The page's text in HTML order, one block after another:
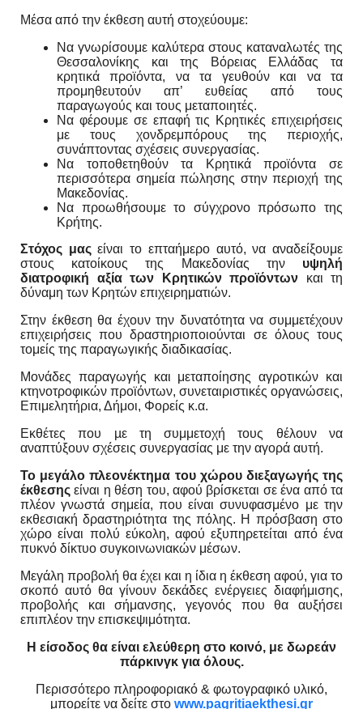
Μέσα από την έκθεση αυτή στοχεύουμε:
Να γνωρίσουμε καλύτερα στους καταναλωτές της
Θεσσαλονίκης και της Βόρειας Ελλάδας τα
κρητικά προϊόντα, να τα γευθούν και να τα
προμηθευτούν απ’ ευθείας από τους
παραγωγούς και τους μεταποιητές.
Να φέρουμε σε επαφή τις Κρητικές επιχειρήσεις
με τους χονδρεμπόρους της περιοχής,
συνάπτοντας σχέσεις συνεργασίας.
Να τοποθετηθούν τα Κρητικά προϊόντα σε
περισσότερα σημεία πώλησης στην περιοχή της
Μακεδονίας.
Να προωθήσουμε το σύγχρονο πρόσωπο της
Κρήτης.
Στόχος μας είναι το επταήμερο αυτό, να αναδείξουμε
στους κατοίκους της Μακεδονίας την
υψηλή
διατροφική αξία των Κρητικών προϊόντων
και τη
δύναμη των Κρητών επιχειρηματιών.
Στην έκθεση θα έχουν την δυνατότητα να συμμετέχουν
επιχειρήσεις που δραστηριοποιούνται σε όλους τους
τομείς της παραγωγικής διαδικασίας.
Μονάδες παραγωγής και μεταποίησης αγροτικών και
κτηνοτροφικών προϊόντων, συνεταιριστικές οργανώσεις,
Επιμελητήρια, Δήμοι, Φορείς κ.α.
Εκθέτες που µε τη συμμετοχή τους θέλουν να
αναπτύξουν σχέσεις συνεργασίας με την αγορά αυτή.
Το μεγάλο πλεονέκτημα του χώρου διεξαγωγής της
έκθεσης είναι η θέση του, αφού βρίσκεται σε ένα από τα
πλέον γνωστά σημεία, που είναι συνυφασμένο με την
εκθεσιακή δραστηριότητα της πόλης. Η πρόσβαση στο
χώρο είναι πολύ εύκολη, αφού εξυπηρετείται από ένα
πυκνό δίκτυο συγκοινωνιακών μέσων.
Μεγάλη προβολή θα έχει και η ίδια η έκθεση αφού, για το
σκοπό αυτό θα γίνουν δεκάδες ενέργειες διαφήμισης,
προβολής και σήμανσης, γεγονός που θα αυξήσει
επιπλέον την επισκεψιμότητα.
Η είσοδος θα είναι ελεύθερη στο κοινό, με δωρεάν
πάρκινγκ για όλους.
Περισσότερο πληροφοριακό & φωτογραφικό υλικό,
μπορείτε να δείτε στο www.pagritiaekthesi.gr